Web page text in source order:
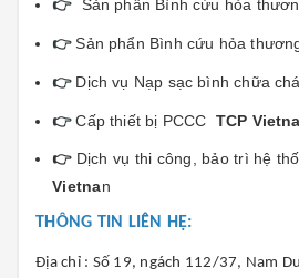
👉 Sản phẩn Bình cứu hỏa
👉Sản phẩn Bình cứu hỏa
👉 Dịch vụ Nạp sạc bình chữa
👉Cấp thiết bị PCCC TCP
👉 Dịch vụ thi công, bảo trì hệ
Vietnan
THÔNG TIN LIÊN HỆ:
Địa chỉ : Số 19, ngách 112/37, Nam